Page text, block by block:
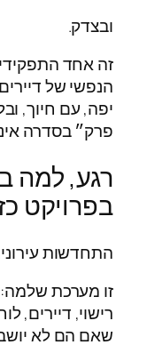
ובצדק.
זה אחד
הנפשי של
יפה, עם חיוך,
פרק״ בסדרה
רגע, למה
בפרויקט
התחדשות
זו מערכת שלמה:
רישוי, דיירים,
שאם הם לא